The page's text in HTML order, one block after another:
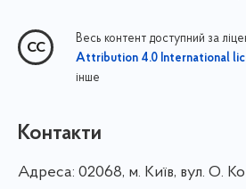
Весь контент доступний за
Attribution 4.0 International
інше
Контакти
Адреса: 02068, м. Київ, вул. О.